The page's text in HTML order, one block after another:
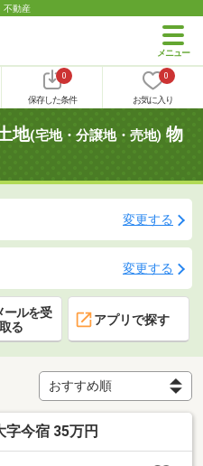
不動産
0
保存した条件
0
お気に入り
地(宅地・分譲地・売地) 物
変更する
変更する
ールを受
取る
アプリで探す
今宿 35万円